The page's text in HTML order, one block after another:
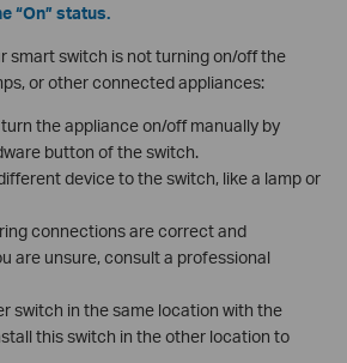
“On” status.
smart switch is not turning on/off the
or other connected appliances:
the appliance on/off manually by
button of the switch.
device to the switch, like a lamp or
connections are correct and
are unsure, consult a professional
switch in the same location with the
this switch in the other location to